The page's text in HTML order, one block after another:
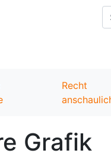
Recht
Grafik